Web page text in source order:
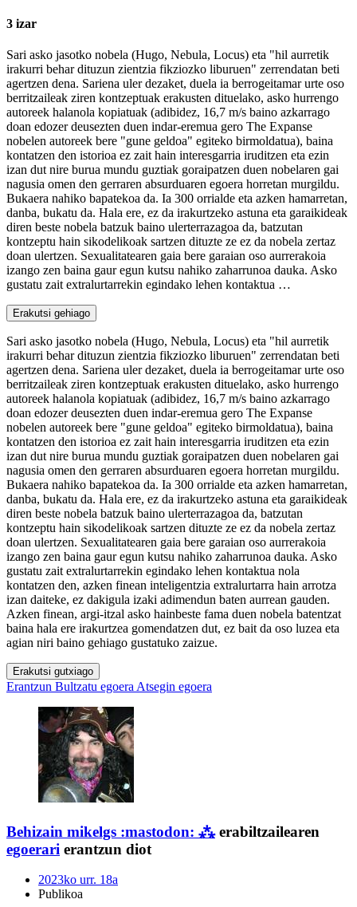
3 izar
Sari asko jasotko nobela (Hugo, Nebula, Locus) eta "hil aurretik
irakurri behar dituzun zientzia fikziozko liburuen" zerrendatan beti
agertzen dena. Sariena uler dezaket, duela ia berrogeitamar urte oso
berritzaileak ziren kontzeptuak erakusten dituelako, asko hurrengo
autoreek halanola kopiatuak (adibidez, 16,7 m/s baino azkarrago
doan edozer deusezten duen indar-eremua gero The Expanse
nobelen autoreek bere "gune geldoa" egiteko birmoldatua), baina
kontatzen den istorioa ez zait hain interesgarria iruditzen eta ezin
izan dut nire burua mundu guztiak goraipatzen duen nobelaren gai
nagusia omen den gerraren absurduaren egoera horretan murgildu.
Bukaera nahiko bapatekoa da. Ia 300 orrialde eta azken hamarretan,
danba, bukatu da. Hala ere, ez da irakurtzeko astuna eta garaikideak
diren beste nobela batzuk baino ulerterrazagoa da, batzutan
kontzeptu hain sikodelikoak sartzen dituzte ze ez da nobela zertaz
doan ulertzen. Sexualitatearen gaia bere garaian oso aurrerakoia
izango zen baina gaur egun kutsu nahiko zaharrunoa dauka. Asko
gustatu zait extralurtarrekin egindako lehen kontaktua …
Erakutsi gehiago
Sari asko jasotko nobela (Hugo, Nebula, Locus) eta "hil aurretik
irakurri behar dituzun zientzia fikziozko liburuen" zerrendatan beti
agertzen dena. Sariena uler dezaket, duela ia berrogeitamar urte oso
berritzaileak ziren kontzeptuak erakusten dituelako, asko hurrengo
autoreek halanola kopiatuak (adibidez, 16,7 m/s baino azkarrago
doan edozer deusezten duen indar-eremua gero The Expanse
nobelen autoreek bere "gune geldoa" egiteko birmoldatua), baina
kontatzen den istorioa ez zait hain interesgarria iruditzen eta ezin
izan dut nire burua mundu guztiak goraipatzen duen nobelaren gai
nagusia omen den gerraren absurduaren egoera horretan murgildu.
Bukaera nahiko bapatekoa da. Ia 300 orrialde eta azken hamarretan,
danba, bukatu da. Hala ere, ez da irakurtzeko astuna eta garaikideak
diren beste nobela batzuk baino ulerterrazagoa da, batzutan
kontzeptu hain sikodelikoak sartzen dituzte ze ez da nobela zertaz
doan ulertzen. Sexualitatearen gaia bere garaian oso aurrerakoia
izango zen baina gaur egun kutsu nahiko zaharrunoa dauka. Asko
gustatu zait extralurtarrekin egindako lehen kontaktua nola
kontatzen den, azken finean inteligentzia extralurtarra hain arrotza
izan daiteke, ez dakigula izaki adimendun baten aurrean gauden.
Azken finean, argi-itzal asko hainbeste fama duen nobela batentzat
baina hala ere irakurtzea gomendatzen dut, ez bait da oso luzea eta
agian niri baino gehiago gustatuko zaizue.
Erakutsi gutxiago
Erantzun Bultzatu egoera Atsegin egoera
Behizain mikelgs :mastodon: ⁂erabiltzailearen
egoerari erantzun diot
2023ko urr. 18a
Publikoa